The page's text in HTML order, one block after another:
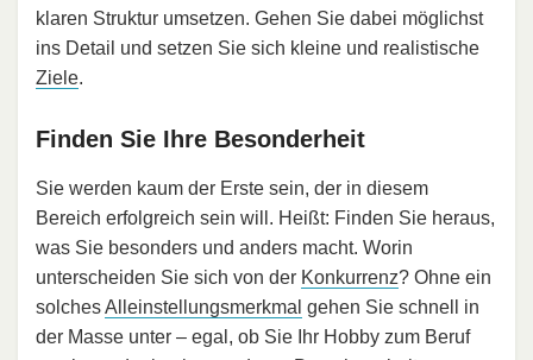
klaren Struktur umsetzen. Gehen Sie dabei möglichst
ins Detail und setzen Sie sich kleine und realistische
Ziele.
Finden Sie Ihre Besonderheit
Sie werden kaum der Erste sein, der in diesem
Bereich erfolgreich sein will. Heißt: Finden Sie heraus,
was Sie besonders und anders macht. Worin
unterscheiden Sie sich von der Konkurrenz? Ohne ein
solchesAlleinstellungsmerkmal gehen Sie schnell in
der Masse unter – egal, ob Sie Ihr Hobby zum Beruf